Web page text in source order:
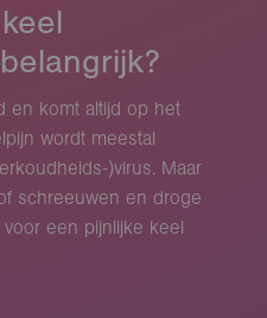
en komt altijd op het
wordt meestal
)virus. Maar
schreeuwen en droge
een pijnlijke keel